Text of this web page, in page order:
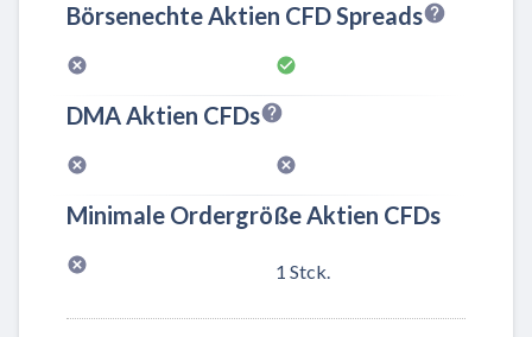
Börsenechte Aktien CFD Spreads
DMA Aktien CFDs
Minimale Ordergröße Aktien CFDs
1 Stck.